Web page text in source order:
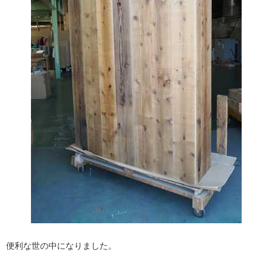
便利な世の中になりました。